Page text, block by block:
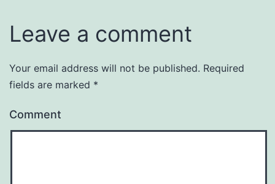
Leave a comment
Your email address will not be published. Required
fields are marked *
Comment